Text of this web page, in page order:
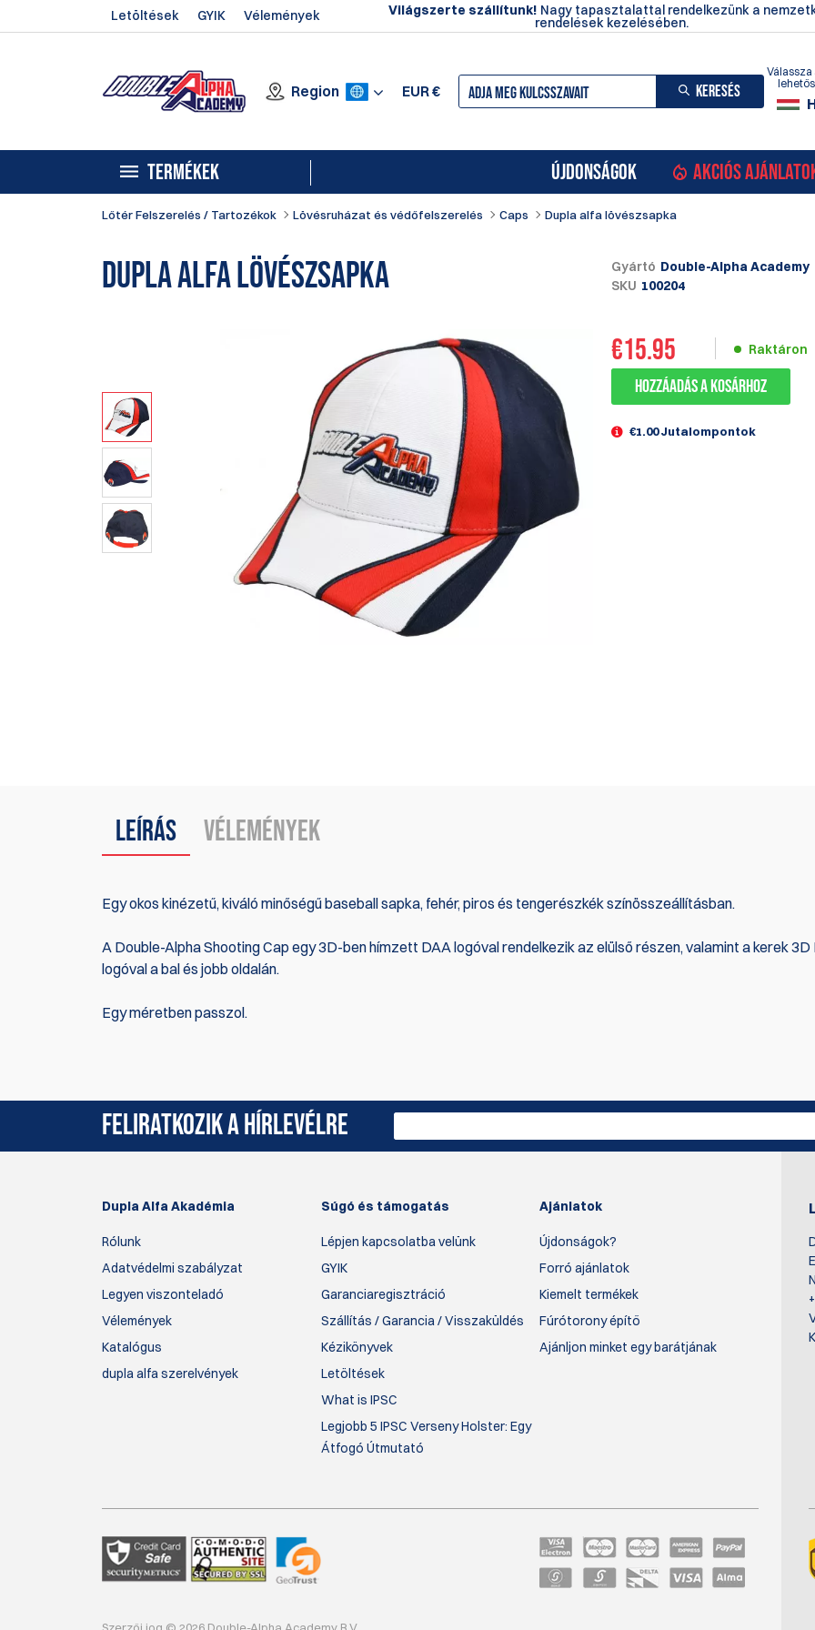
Letöltések GYIK Vélemények Világszerte szállítunk! Nagy tapasztalattal rendelkezünk a
rendelések kezelésében.
Region EUR€ KERESÉS
Válassza
TERMÉKEK ÚJDONSÁGOK AKCIÓS
Lőtér Felszerelés / Tartozékok Lövésruházat és védőfelszerelés Caps Dupla alfa lövészsapka
Dupla alfa lövészsapka Gyártó Double-Alpha Academy
SKU 100204
€15.95 Raktáron
Hozzáadás a kosárhoz
€1.00 Jutalompontok
Leírás Vélemények
Egy okos kinézetű, kiváló minőségű baseball sapka, fehér, piros és tengerészkék színösszeállításban.
A Double-Alpha Shooting Cap egy 3D-ben hímzett DAA logóval rendelkezik az elülső részen, valamint a kerek 3D
logóval a bal és jobb oldalán.
Egy méretben passzol.
FELIRATKOZIK A HÍRLEVÉLRE
Dupla Alfa Akadémia
Rólunk
Adatvédelmi szabályzat
Legyen viszonteladó
Vélemények
Katalógus
dupla alfa szerelvények
Súgó és támogatás
Lépjen kapcsolatba velünk
GYIK
Garanciaregisztráció
Szállítás / Garancia / Visszaküldés
Kézikönyvek
Letöltések
What is IPSC
Legjobb 5 IPSC Verseny Holster: Egy
Átfogó Útmutató
Ajánlatok
Újdonságok?
Forró ajánlatok
Kiemelt termékek
Fúrótorony építő
Ajánljon minket egy barátjának
Szerzői jog © 2026 Double-Alpha Academy B.V..